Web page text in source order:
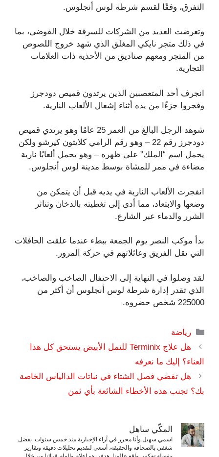
التفرق، وفقًا لقسم شرطة لوس أنجلوس.
وتعرضت العديد من الشركات للسرقة خلال الفوضى، بما
في ذلك متجر نايكي المغلق الذي شهد خروج اللصوص
من المتجر ومعهم صناديق من الأحذية ذات العلامات
التجارية.
انجرف أحد المتعصبين الذين يرتدون قميص دودجرز
وفجروا جزءًا من يده أثناء إشعال الألعاب النارية.
شوهد الرجل البالغ من العمر 25 عامًا وهو يرتدي قميص
دودجرز رقم 22 – وهو رقم الرامي كلايتون كيرشو ولكن
يحمل اسم “الملك” على ظهره – وهو يحمل ألعابًا نارية
مضاءة في ممر للمشاة بوسط مدينة لوس أنجلوس.
انفجرت الألعاب النارية في يديه قبل أن يتمكن من
وضعها والابتعاد، مما أدى إلى تغطيته بالدخان وتناثر
الشرر والدماء عبر الشارع.
بدأ موكب النصر يوم الجمعة ببطء عندما علقت الحافلات
التي تقل الفريق وعائلاتهم في حركة المرور.
لقد وصلوا في النهاية إلى الاحتفال الصاخب والصاخب،
الذي تقدر إدارة شرطة لوس أنجلوس أن أكثر من
225000 شخص حضروه.
التصنيفات
رياضة
هل علاج Terminix للنمل الأبيض يستحق كل هذا
العناء؟ إليك ما نعرفه
هل تقضي فصل الشتاء في نباتات الدالياس الخاصة
بك؟ تجنب هذه الأخطاء الشائعة بأي ثمن
المكّي ساهل
اسمي سهيل وأنا محرر في آراء الإخبارية منذ خمس سنوات. بفضل
شغفي بالصحافة والحقيقة، أسعى لتقديم تحليلات دقيقة وتقارير